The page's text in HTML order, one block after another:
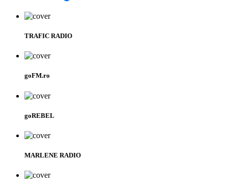
TRAFIC RADIO
goFM.ro
goREBEL
MARLENE RADIO